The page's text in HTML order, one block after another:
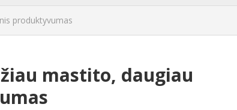
produktyvumas
mastito, daugiau